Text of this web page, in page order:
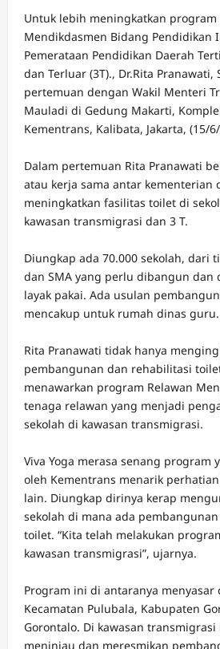
Untuk lebih meningkatkan program
Mendikdasmen Bidang Pendidikan
Pemerataan Pendidikan Daerah
dan Terluar (3T)., Dr.Rita Pranawati,
pertemuan dengan Wakil Menteri
Mauladi di Gedung Makarti,
Kementrans, Kalibata, Jakarta, (15/
Dalam pertemuan Rita Pranawati
atau kerja sama antar kementerian
meningkatkan fasilitas toilet di
kawasan transmigrasi dan 3 T.
Diungkap ada 70.000 sekolah, dari
dan SMA yang perlu dibangun dan
layak pakai. Ada usulan
mencakup untuk rumah dinas guru.
Rita Pranawati tidak hanya
pembangunan dan rehabilitasi
menawarkan program Relawan
tenaga relawan yang menjadi
sekolah di kawasan transmigrasi.
Viva Yoga merasa senang program
oleh Kementrans menarik
lain. Diungkap dirinya kerap
sekolah di mana ada
toilet. “Kita telah melakukan
kawasan transmigrasi”, ujarnya.
Program ini di antaranya menyasar
Kecamatan Pulubala, Kabupaten
Gorontalo. Di kawasan transmigrasi
meninjau dan meresmikan